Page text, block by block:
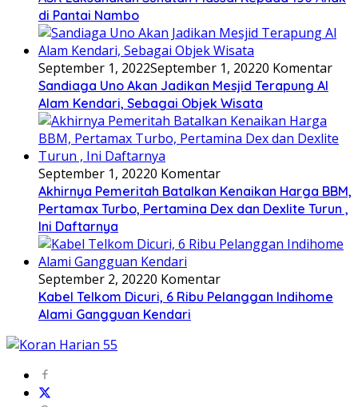
di Pantai Nambo
September 1, 2022September 1, 20220 Komentar
Sandiaga Uno Akan Jadikan Mesjid Terapung Al
Alam Kendari, Sebagai Objek Wisata
September 1, 20220 Komentar
Akhirnya Pemeritah Batalkan Kenaikan Harga BBM,
Pertamax Turbo, Pertamina Dex dan Dexlite Turun ,
Ini Daftarnya
September 2, 20220 Komentar
Kabel Telkom Dicuri, 6 Ribu Pelanggan Indihome
Alami Gangguan Kendari